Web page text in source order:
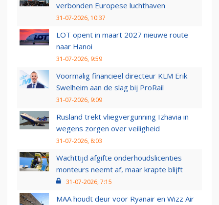
verbonden Europese luchthaven
31-07-2026, 10:37
LOT opent in maart 2027 nieuwe route
naar Hanoi
31-07-2026, 9:59
Voormalig financieel directeur KLM Erik
Swelheim aan de slag bij ProRail
31-07-2026, 9:09
Rusland trekt vliegvergunning Izhavia in
wegens zorgen over veiligheid
31-07-2026, 8:03
Wachttijd afgifte onderhoudslicenties
monteurs neemt af, maar krapte blijft
31-07-2026, 7:15
MAA houdt deur voor Ryanair en Wizz Air